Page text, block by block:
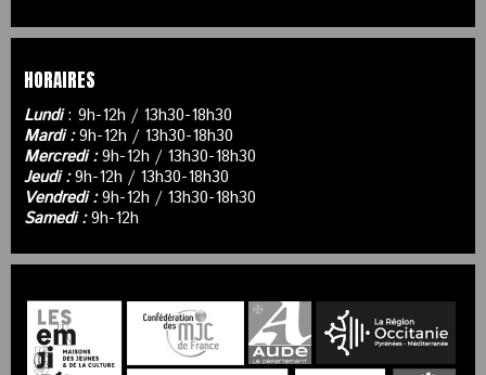
HORAIRES
Lundi: 9h-12h / 13h30-18h30
Mardi :9h-12h / 13h30-18h30
Mercredi :9h-12h / 13h30-18h30
Jeudi :9h-12h / 13h30-18h30
Vendredi :9h-12h / 13h30-18h30
Samedi :9h-12h